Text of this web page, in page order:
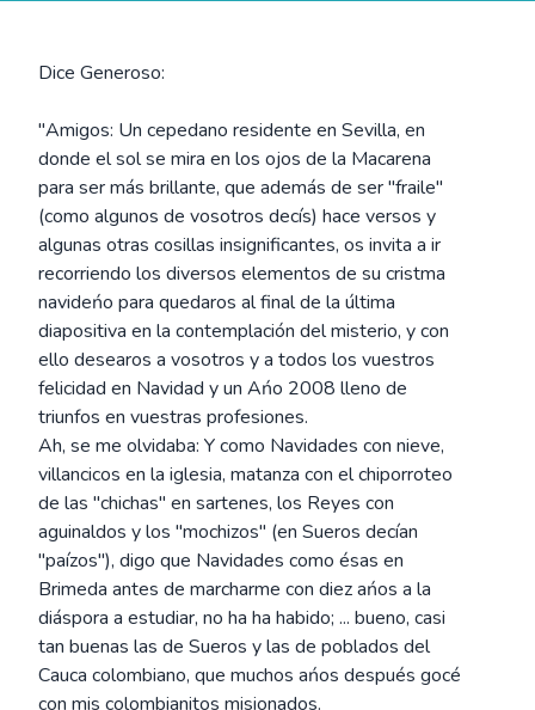
Dice Generoso:
"Amigos: Un cepedano residente en Sevilla, en
donde el sol se mira en los ojos de la Macarena
para ser más brillante, que además de ser "fraile"
(como algunos de vosotros decís) hace versos y
algunas otras cosillas insignificantes, os invita a ir
recorriendo los diversos elementos de su cristma
navideńo para quedaros al final de la última
diapositiva en la contemplación del misterio, y con
ello desearos a vosotros y a todos los vuestros
felicidad en Navidad y un Ańo 2008 lleno de
triunfos en vuestras profesiones.
Ah, se me olvidaba: Y como Navidades con nieve,
villancicos en la iglesia, matanza con el chiporroteo
de las "chichas" en sartenes, los Reyes con
aguinaldos y los "mochizos" (en Sueros decían
"paízos"), digo que Navidades como ésas en
Brimeda antes de marcharme con diez ańos a la
diáspora a estudiar, no ha ha habido; ... bueno, casi
tan buenas las de Sueros y las de poblados del
Cauca colombiano, que muchos ańos después gocé
con mis colombianitos misionados.